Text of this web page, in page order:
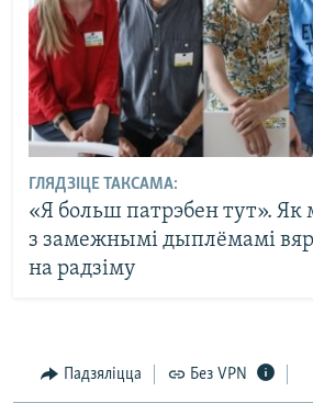
ГЛЯДЗІЦЕ ТАКСАМА:
«Я больш патрэбен тут». Як
з замежнымі дыплёмамі
на радзіму
Падзяліцца Без VPN